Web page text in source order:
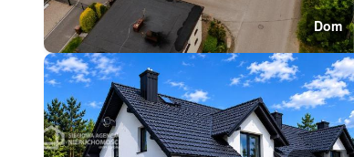
Dom